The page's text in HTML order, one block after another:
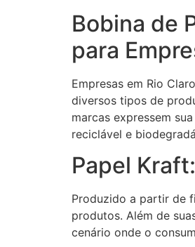
Bobina de
para
Empresas em Rio
diversos tipos de
marcas expressem
reciclável e
Papel
Produzido a partir de
produtos. Além de
cenário onde o